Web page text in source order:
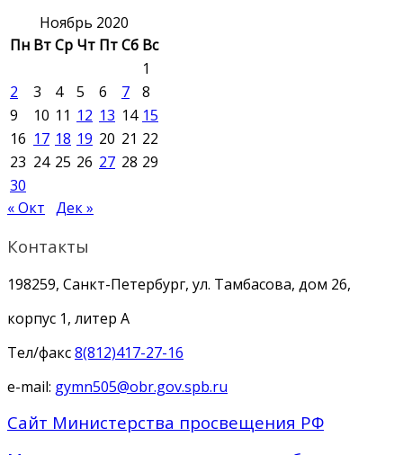
Ноябрь 2020
Пн ВтСр Чт ПтСб Вс
1
2
3 4 5 6 7
8
9
10 11 12 13 14 15
16 17 18 19 20 21 22
23 24 25 26 27 28 29
30
« Окт Дек »
Контакты
198259, Санкт-Петербург, ул. Тамбасова, дом 26,
корпус 1, литер А
Тел/факс8(812)417-27-16
e-mail: gymn505@obr.gov.spb.ru
Сайт Министерства просвещения РФ